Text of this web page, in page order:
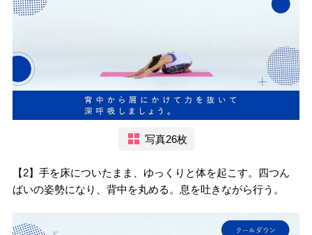
写真26枚
【2】手を床についたまま、ゆっくりと体を起こす。四つん
ばいの姿勢になり、背中を丸める。息を吐きながら行う。